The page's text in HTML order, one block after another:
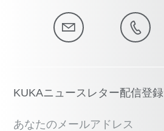
KUKAニュースレター配信登録
あなたのメールアドレス